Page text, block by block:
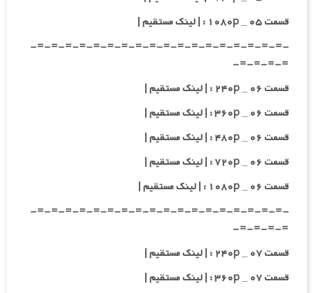
قسمت ۰۵ _ ۱۰۸۰p : | لینک مستقیم |
-=-=-=-=-=-=-=-=-=-=-=-=-=-=-=-=-=-=-
=-=-=-=-
قسمت ۰۶ _ ۲۴۰p : | لینک مستقیم |
قسمت ۰۶ _ ۳۶۰p : | لینک مستقیم |
قسمت ۰۶ _ ۴۸۰p : | لینک مستقیم |
قسمت ۰۶ _ ۷۲۰p : | لینک مستقیم |
قسمت ۰۶ _ ۱۰۸۰p : | لینک مستقیم |
-=-=-=-=-=-=-=-=-=-=-=-=-=-=-=-=-=-=-
=-=-=-=-
قسمت ۰۷ _ ۲۴۰p : | لینک مستقیم |
قسمت ۰۷ _ ۳۶۰p : | لینک مستقیم |